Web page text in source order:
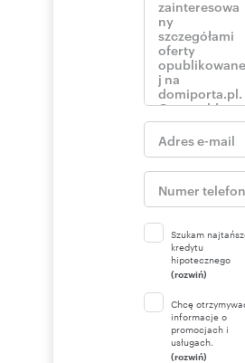
Szukam
kredytu
hipotecznego
(rozwiń)
Chcę
informacje o
promocjach i
usługach.
(rozwiń)